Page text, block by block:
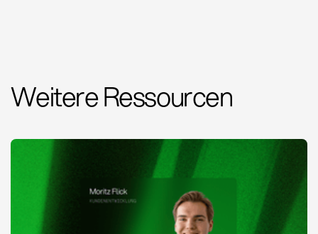
Weitere Ressourcen